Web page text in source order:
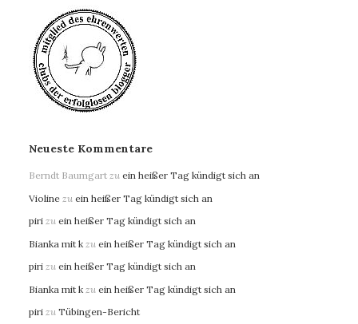
Neueste Kommentare
Berndt Baumgart zu ein heißer Tag kündigt sich an
Violine zu ein heißer Tag kündigt sich an
piri zu ein heißer Tag kündigt sich an
Bianka mit k zu ein heißer Tag kündigt sich an
piri zu ein heißer Tag kündigt sich an
Bianka mit k zu ein heißer Tag kündigt sich an
piri zu Tübingen-Bericht